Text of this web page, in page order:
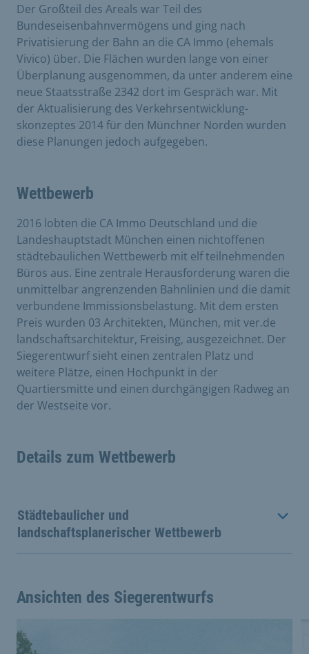
Der Großteil des Areals war Teil des
Bundeseisenbahn­vermögens und ging nach
Privatisierung der Bahn an die CA Immo (ehemals
Vivico) über. Die Flächen wurden lange von einer
Überplanung ausgenommen, da unter anderem eine
neue Staatsstraße 2342 dort im Gespräch war. Mit
der Aktualisierung des Verkehrsent­wicklung­
skonzeptes 2014 für den Münchner Norden wurden
diese Planungen jedoch aufgegeben.
Wettbewerb
2016 lobten die CA Immo Deutschland und die
Landeshauptstadt München einen nichtoffenen
städtebaulichen Wettbewerb mit elf teilnehmenden
Büros aus. Eine zentrale Herausforderung waren die
unmittelbar angrenzenden Bahnlinien und die damit
verbundene Immissionsbelastung. Mit dem ersten
Preis wurden 03 Architekten, München, mit ver.de
landschaftsarchitektur, Freising, ausgezeichnet. Der
Siegerentwurf sieht einen zentralen Platz und
weitere Plätze, einen Hochpunkt in der
Quartiersmitte und einen durchgängigen Radweg an
der Westseite vor.
Details zum Wettbewerb
Städtebaulicher und
landschaftsplanerischer Wettbewerb
Ansichten des Siegerentwurfs